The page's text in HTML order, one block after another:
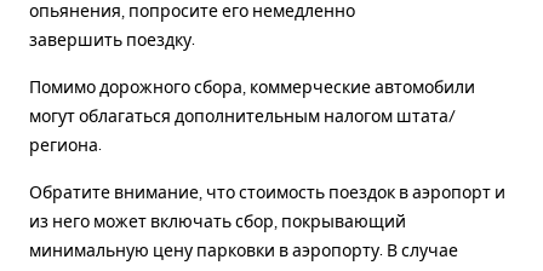
опьянения, попросите его немедленно
завершить поездку.
Помимо дорожного сбора, коммерческие автомобили
могут облагаться дополнительным налогом штата/
региона.
Обратите внимание, что стоимость поездок в аэропорт и
из него может включать сбор, покрывающий
минимальную цену парковки в аэропорту. В случае